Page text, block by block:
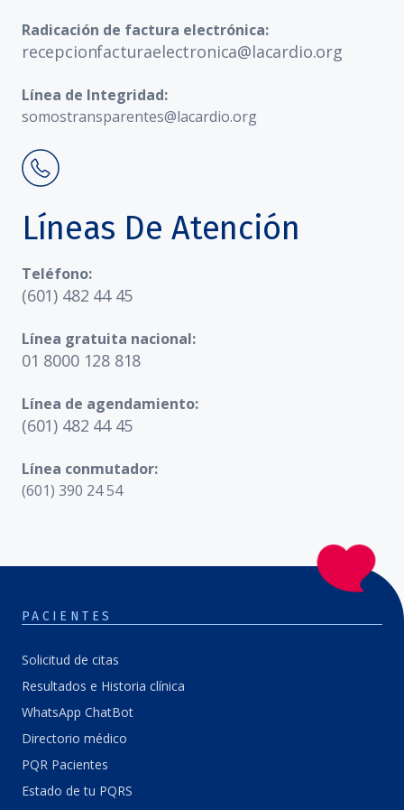
Radicación de factura electrónica:
recepcionfacturaelectronica@lacardio.org
Línea de Integridad:
somostransparentes@lacardio.org
Líneas De Atención
Teléfono:
(601) 482 44 45
Línea gratuita nacional:
01 8000 128 818
Línea de agendamiento:
(601) 482 44 45
Línea conmutador:
(601) 390 24 54
PACIENTES
Solicitud de citas
Resultados e Historia clínica
WhatsApp ChatBot
Directorio médico
PQR Pacientes
Estado de tu PQRS